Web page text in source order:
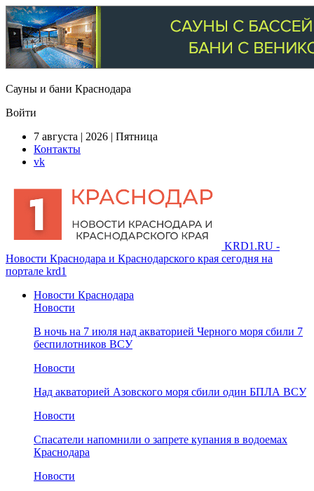
Сауны и бани Краснодара
Войти
7 августа | 2026 | Пятница
Контакты
vk
KRD1.RU -
Новости Краснодара и Краснодарского края сегодня на
портале krd1
Новости Краснодара
Новости
В ночь на 7 июля над акваторией Черного моря сбили 7
беспилотников ВСУ
Новости
Над акваторией Азовского моря сбили один БПЛА ВСУ
Новости
Спасатели напомнили о запрете купания в водоемах
Краснодара
Новости